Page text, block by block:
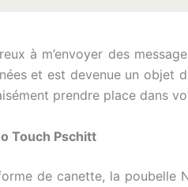
à m’envoyer des
et est devenue un objet
prendre place dans
Touch Pschitt
de canette, la poubelle